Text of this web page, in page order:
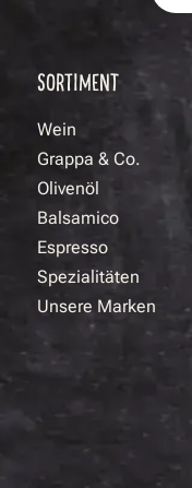
SORTIMENT
Wein
Grappa & Co.
Olivenöl
Balsamico
Espresso
Spezialitäten
Unsere Marken